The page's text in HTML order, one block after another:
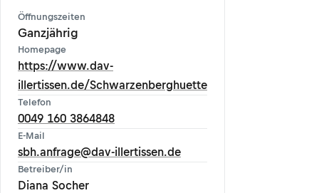
Öffnungszeiten
Ganzjährig
Homepage
https://www.dav-
illertissen.de/Schwarzenberghuette
Telefon
0049 160 3864848
E-Mail
sbh.anfrage@dav-illertissen.de
Betreiber/in
Diana Socher